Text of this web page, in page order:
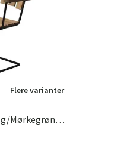
Flere varianter
A2 Lænestol Olieret Eg/Mørkegrønt Understel Grythyttan Stålmöbler